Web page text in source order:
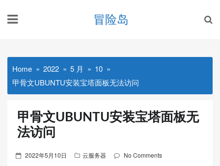
冒险岛
Home 2022 5 月
10
甲骨文UBUNTU安装宝塔面板无法访问
甲骨文UBUNTU安装宝塔面板无
法访问
Posted
2022年5月10日 云服务器 No Comments